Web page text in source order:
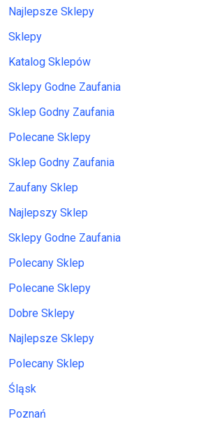
Najlepsze Sklepy
Sklepy
Katalog Sklepów
Sklepy Godne Zaufania
Sklep Godny Zaufania
Polecane Sklepy
Sklep Godny Zaufania
Zaufany Sklep
Najlepszy Sklep
Sklepy Godne Zaufania
Polecany Sklep
Polecane Sklepy
Dobre Sklepy
Najlepsze Sklepy
Polecany Sklep
Śląsk
Poznań